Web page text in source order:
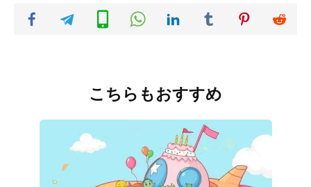
こちらもおすすめ